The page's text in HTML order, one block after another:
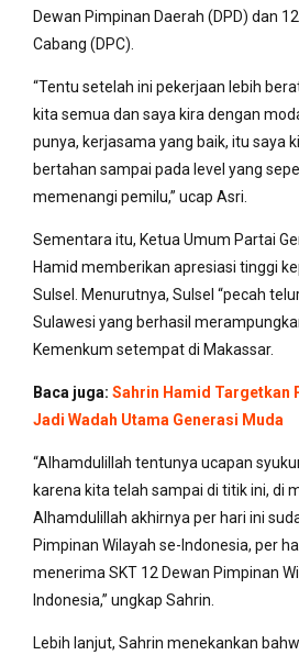
Dewan Pimpinan Daerah (DPD) dan
Cabang (DPC).
“Tentu setelah ini pekerjaan lebih
kita semua dan saya kira dengan
punya, kerjasama yang baik, itu saya
bertahan sampai pada level yang
memenangi pemilu,” ucap Asri.
Sementara itu, Ketua Umum Partai
Hamid memberikan apresiasi tinggi
Sulsel. Menurutnya, Sulsel “pecah
Sulawesi yang berhasil
Kemenkum setempat di Makassar.
Baca juga: Sahrin Hamid Targetkan
Jadi Wadah Utama Generasi Muda
“Alhamdulillah tentunya ucapan
karena kita telah sampai di titik ini, di
Alhamdulillah akhirnya per hari ini
Pimpinan Wilayah se-Indonesia, per
menerima SKT 12 Dewan Pimpinan
Indonesia,” ungkap Sahrin.
Lebih lanjut, Sahrin menekankan